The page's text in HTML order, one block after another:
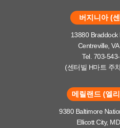
버지니아 (
13880 Braddock
Centreville,
Tel. 703-
(센터빌 H마트 주
메릴랜드 (엘
9380 Baltimore
Ellicott City,